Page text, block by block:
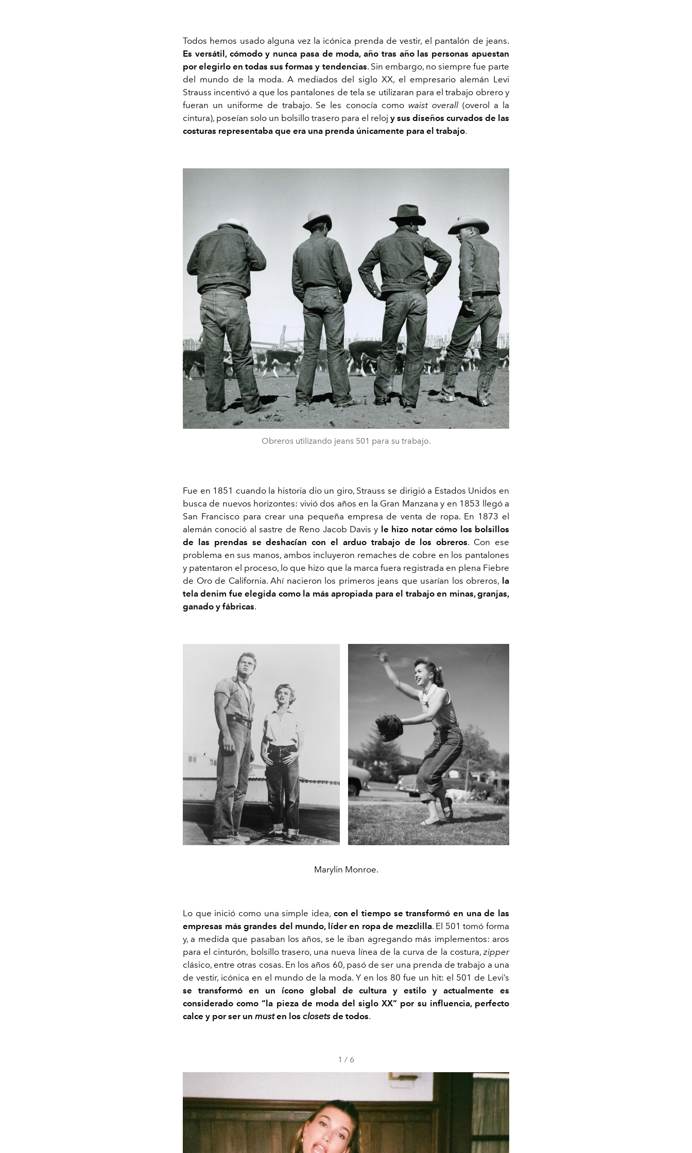
Todos hemos usado alguna vez la icónica prenda de vestir, el pantalón de jeans.
Es versátil, cómodo y nunca pasa de moda, año tras año las personas apuestan
por elegirlo en todas sus formas y tendencias. Sin embargo, no siempre fue parte
del mundo de la moda. A mediados del siglo XX, el empresario alemán Levi
Strauss incentivó a que los pantalones de tela se utilizaran para el trabajo obrero y
fueran un uniforme de trabajo. Se les conocía como waist overall(overol a la
cintura), poseían solo un bolsillo trasero para el reloj y sus diseños curvados de las
costuras representaba que era una prenda únicamente para el trabajo.
Obreros utilizando jeans 501 para su trabajo.
Fue en 1851 cuando la historia dio un giro, Strauss se dirigió a Estados Unidos en
busca de nuevos horizontes: vivió dos años en la Gran Manzana y en 1853 llegó a
San Francisco para crear una pequeña empresa de venta de ropa. En 1873 el
alemán conoció al sastre de Reno Jacob Davis y le hizo notar cómo los bolsillos
de las prendas se deshacían con el arduo trabajo de los obreros. Con ese
problema en sus manos, ambos incluyeron remaches de cobre en los pantalones
y patentaron el proceso, lo que hizo que la marca fuera registrada en plena Fiebre
de Oro de California. Ahí nacieron los primeros jeans que usarían los obreros, la
tela denim fue elegida como la más apropiada para el trabajo en minas, granjas,
ganado y fábricas.
Marylin Monroe.
Lo que inició como una simple idea, con el tiempo se transformó en una de las
empresas más grandes del mundo, líder en ropa de mezclilla. El 501 tomó forma
y, a medida que pasaban los años, se le iban agregando más implementos: aros
para el cinturón, bolsillo trasero, una nueva línea de la curva de la costura,zipper
clásico, entre otras cosas. En los años 60, pasó de ser una prenda de trabajo a una
de vestir, icónica en el mundo de la moda. Y en los 80 fue un hit: el 501 de Levi’s
se transformó en un ícono global de cultura y estilo y actualmente es
considerado como “la pieza de moda del siglo XX” por su influencia, perfecto
calce y por ser un musten los closets de todos.
1 / 6